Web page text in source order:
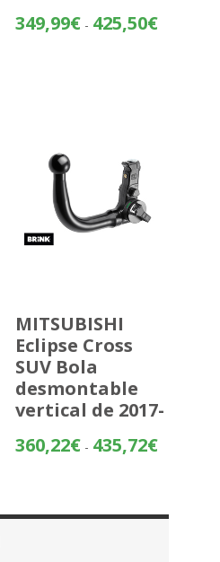
349,99€ - 425,50€Rango
MITSUBISHI
Eclipse Cross
SUV Bola
desmontable
vertical de 2017-
360,22€ - 435,72€Rango
360,22€